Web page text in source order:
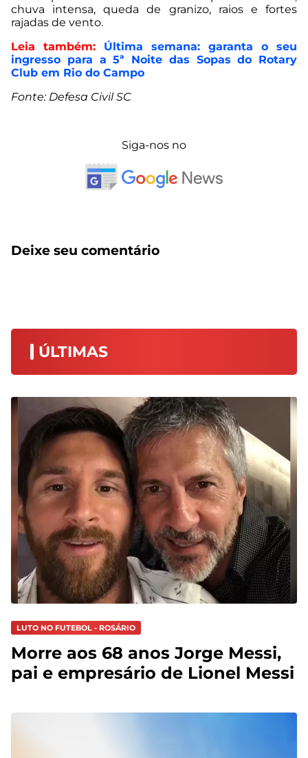
chuva intensa, queda de granizo, raios e fortes
rajadas de vento.
Leia também:
Última semana: garanta o seu
ingresso para a 5ª Noite das Sopas do Rotary
Club em Rio do Campo
Fonte: Defesa Civil SC
Siga-nos no
Deixe seu comentário
ÚLTIMAS
LUTO NO FUTEBOL - ROSÁRIO
Morre aos 68 anos Jorge Messi,
pai e empresário de Lionel Messi